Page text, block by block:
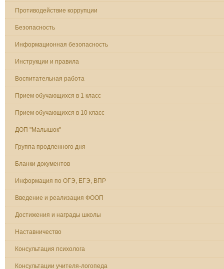
Противодействие коррупции
Безопасность
Информационная безопасность
Инструкции и правила
Воспитательная работа
Прием обучающихся в 1 класс
Прием обучающихся в 10 класс
ДОП "Малышок"
Группа продленного дня
Бланки документов
Информация по ОГЭ, ЕГЭ, ВПР
Введение и реализация ФООП
Достижения и награды школы
Наставничество
Консультация психолога
Консультации учителя-логопеда